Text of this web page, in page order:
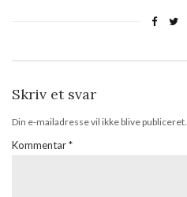
Skriv et svar
Din e-mailadresse vil ikke blive publiceret.
Kommentar*